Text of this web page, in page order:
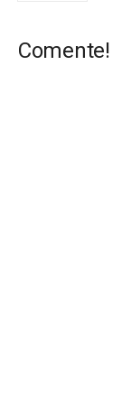
Comente!